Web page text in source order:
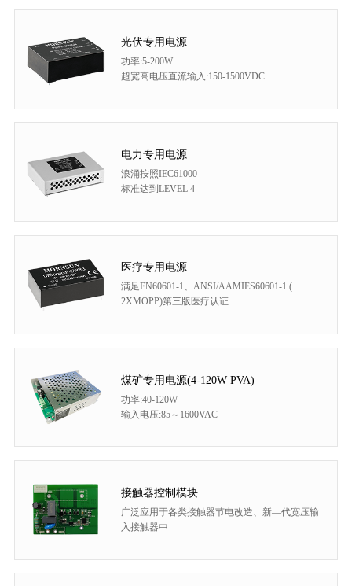
光伏专用电源
功率:5-200W
超宽高电压直流输入:150-1500VDC
电力专用电源
浪涌按照IEC61000
标准达到LEVEL 4
医疗专用电源
满足EN60601-1、ANSI/AAMIES60601-1 (
2XMOPP)第三版医疗认证
煤矿专用电源(4-120W PVA)
功率:40-120W
输入电压:85～1600VAC
接触器控制模块
广泛应用于各类接触器节电改造、新—代宽压输
入接触器中